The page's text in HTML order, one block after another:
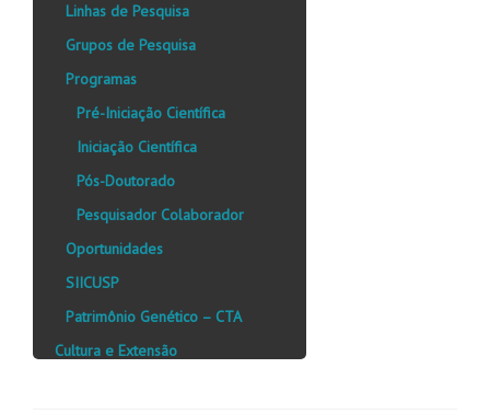
Linhas de Pesquisa
Grupos de Pesquisa
Programas
Pré-Iniciação Científica
Iniciação Científica
Pós-Doutorado
Pesquisador Colaborador
Oportunidades
SIICUSP
Patrimônio Genético – CTA
Cultura e Extensão